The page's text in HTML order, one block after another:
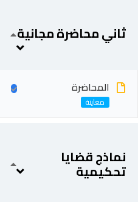
ثاني محاضرة مجانية
المحاضرة
نماذج قضايا
تحكيمية